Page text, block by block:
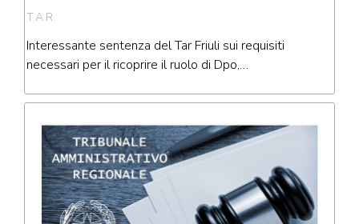
T.A.R.
Interessante sentenza del Tar Friuli sui requisiti
necessari per il ricoprire il ruolo di Dpo,…